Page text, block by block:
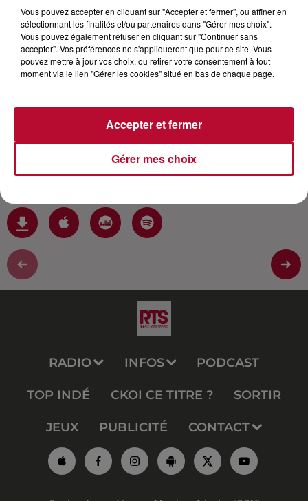
parle dans Carré VIP
Nos Réseaux : Site :http://bit.ly/2Zepr3Y
Facebook :http://bit.ly/2ZljaDs
Twitter :
Interview vidéo disponible sur
https://www.youtube.com/watch?v=vE8WVVQ-
RADIO INFOS PODCAST
TOP INDÉ CKOI CE TITRE ? SORTIR
JEUX PUBLICITÉ CONTACT
Vous pouvez accepter en cliquant sur "Accepter et fermer", ou affiner en
sélectionnant les finalités et/ou partenaires dans "Gérer mes choix".
Vous pouvez également refuser en cliquant sur "Continuer sans
accepter". Vos préférences ne s'appliqueront que pour ce site. Vous
pouvez mettre à jour vos choix, ou retirer votre consentement à tout
moment via le lien "Gérer les cookies" situé en bas de chaque page.
Gérer mes choix
Accepter et fermer